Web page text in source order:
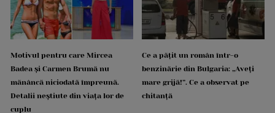
Motivul pentru care Mircea
Badea și Carmen Brumă nu
mănâncă niciodată împreună.
Detalii neștiute din viața lor de
cuplu
Ce a pățit un român într-o
benzinărie din Bulgaria: „Aveți
mare grijă!”. Ce a observat pe
chitanță